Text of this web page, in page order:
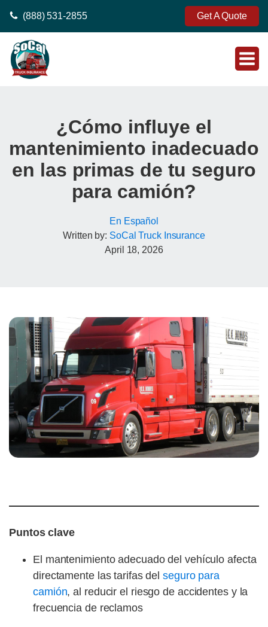
(888) 531-2855 Get A Quote
¿Cómo influye el
mantenimiento inadecuado
en las primas de tu seguro
para camión?
En Español
Written by: SoCal Truck Insurance
April 18, 2026
Puntos clave
El mantenimiento adecuado del vehículo afecta
directamente las tarifas delseguro para
camión, al reducir el riesgo de accidentes y la
frecuencia de reclamos